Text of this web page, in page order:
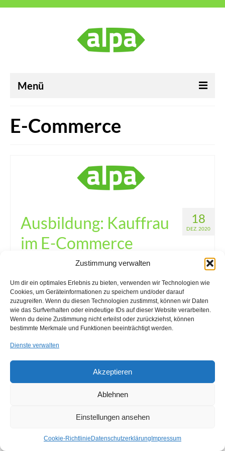
Zustimmung verwalten
Um dir ein optimales Erlebnis zu bieten, verwenden wir Technologien wie
Cookies, um Geräteinformationen zu speichern und/oder darauf
zuzugreifen. Wenn du diesen Technologien zustimmst, können wir Daten
wie das Surfverhalten oder eindeutige IDs auf dieser Website verarbeiten.
Wenn du deine Zustimmung nicht erteilst oder zurückziehst, können
bestimmte Merkmale und Funktionen beeinträchtigt werden.
Dienste verwalten
Akzeptieren
Ablehnen
Einstellungen ansehen
Cookie-Richtlinie Datenschutzerklärung Impressum
Menü
Karriere
E-Commerce
18
DEZ. 2020
Ausbildung: Kauffrau
im E-Commerce
Neuigkeiten | 0
Im Interview unsere Azubine Carolin M. im neuen
Ausbildungsberuf Kauffrau im E-Commerce.
Ausbildung, Ausbildung: Kauffrau E-Commerce,Ausbildung: Kaufmann im E-
Commerce,Ausbildungsplatz,E-Commerce
© 2026 ALPA Industrievertretungen GmbH - WordPress Theme by